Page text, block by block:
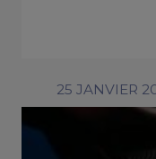
25 JANVIER